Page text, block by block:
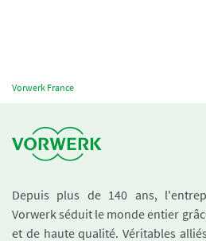
Vorwerk France
Depuis plus de 140 ans,
Vorwerk séduit le monde entier
et de haute qualité. Véritables